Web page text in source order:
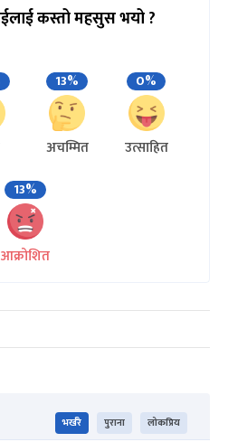
कस्तो महसुस भयो ?
13%
अचम्मित
0%
उत्साहित
13%
आक्रोशित
भर्खरै पुराना लोकप्रिय